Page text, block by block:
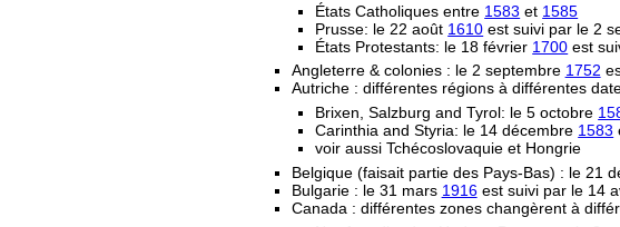
États Catholiques entre 1583 et 1585
Prusse: le 22 août 1610 est suivi par le 2
États Protestants: le 18 février 1700 est
Angleterre & colonies : le 2 septembre 1752
Autriche : différentes régions à différentes
Brixen, Salzburg and Tyrol: le 5 octobre
Carinthia and Styria: le 14 décembre 1583
voir aussi Tchécoslovaquie et Hongrie
Belgique (faisait partie des Pays-Bas) : le 21
Bulgarie : le 31 mars 1916est suivi par le 14
Canada : différentes zones changèrent à